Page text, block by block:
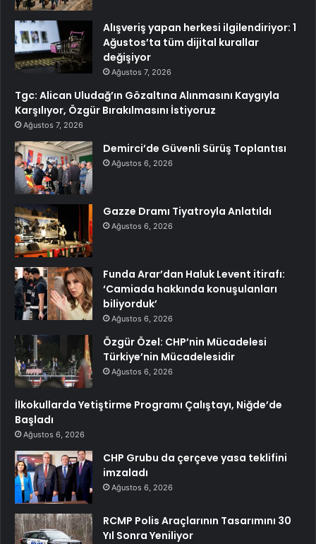
Alışveriş yapan herkesi ilgilendiriyor: 1
Ağustos’ta tüm dijital kurallar
değişiyor
Ağustos 7, 2026
Tgc: Alican Uludağ’ın Gözaltına Alınmasını Kaygıyla
Karşılıyor, Özgür Bırakılmasını İstiyoruz
Ağustos 7, 2026
Demirci’de Güvenli Sürüş Toplantısı
Ağustos 6, 2026
Gazze Dramı Tiyatroyla Anlatıldı
Ağustos 6, 2026
Funda Arar’dan Haluk Levent itirafı:
‘Camiada hakkında konuşulanları
biliyorduk’
Ağustos 6, 2026
Özgür Özel: CHP’nin Mücadelesi
Türkiye’nin Mücadelesidir
Ağustos 6, 2026
İlkokullarda Yetiştirme Programı Çalıştayı, Niğde’de
Başladı
Ağustos 6, 2026
CHP Grubu da çerçeve yasa teklifini
imzaladı
Ağustos 6, 2026
RCMP Polis Araçlarının Tasarımını 30
Yıl Sonra Yeniliyor